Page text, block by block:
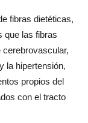
fibras dietéticas,
que las fibras
la hipertensión,
propios del
con el tracto